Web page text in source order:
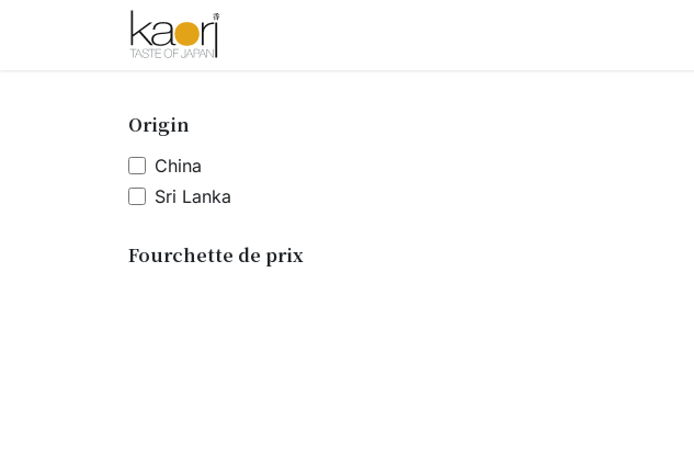
Se rendre au contenu
Origin
China
Sri Lanka
Fourchette de prix